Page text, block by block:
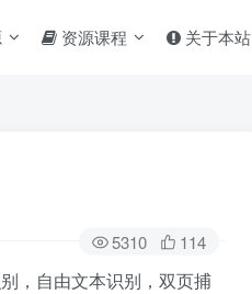
资源课程 关于本站
5310 114
，自由文本识别，双页捕